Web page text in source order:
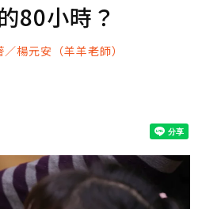
80小時？
楊元安（羊羊老師）